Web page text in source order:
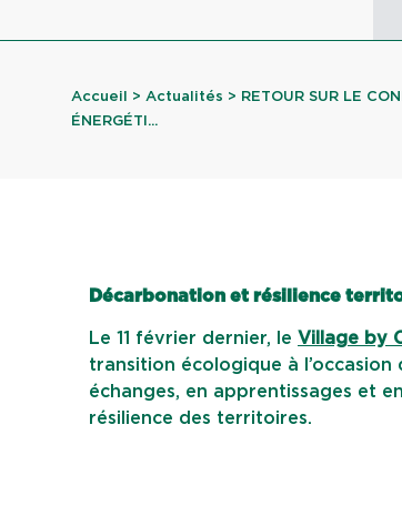
Accueil > Actualités > RETOUR SUR LE
ÉNERGÉTI...
Décarbonation et résilience
Le 11 février dernier, le Village by
transition écologique à l’occasion
échanges, en apprentissages et
résilience des territoires.